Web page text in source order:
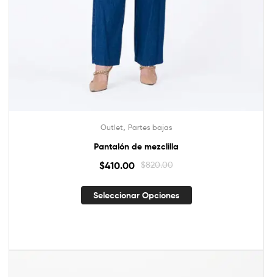
Outlet, Partes bajas
Pantalón de mezclilla
$820.00
$410.00
Seleccionar Opciones